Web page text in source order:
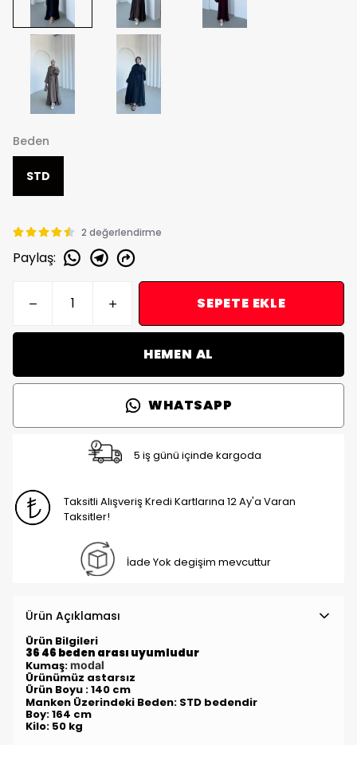
Beden
STD
2 değerlendirme
Paylaş:
SEPETE EKLE
HEMEN AL
WHATSAPP
5 iş günü içinde kargoda
Taksitli Alışveriş Kredi Kartlarına 12 Ay'a Varan
Taksitler!
İade Yok degişim mevcuttur
Ürün Açıklaması
Ürün Bilgileri
36 46 beden arası uyumludur
Kumaş:modal
Ürünümüz astarsız
Ürün Boyu : 140 cm
Manken Üzerindeki Beden: STD bedendir
Boy: 164 cm
Kilo: 50 kg